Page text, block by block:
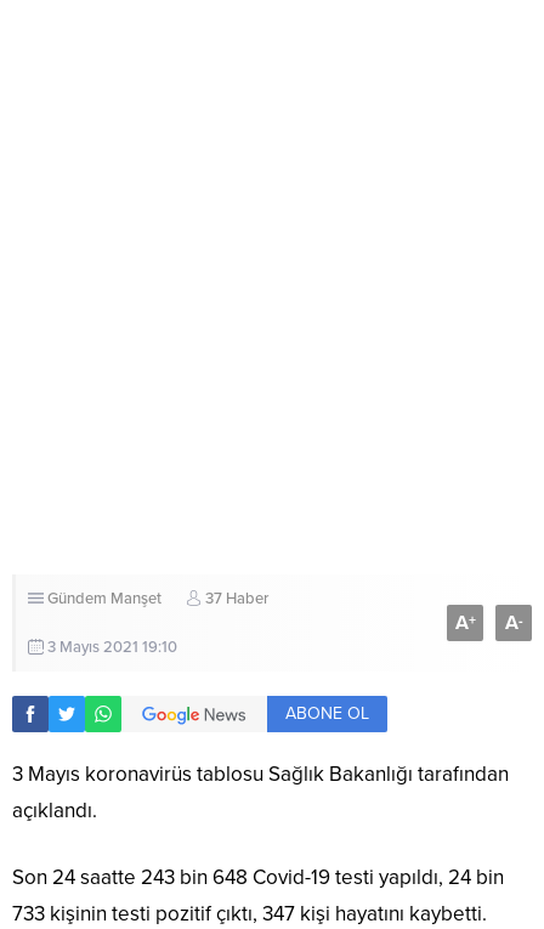
Gündem Manşet 37 Haber
3 Mayıs 2021 19:10
A+ A-
ABONE OL
3 Mayıs koronavirüs tablosu Sağlık Bakanlığı tarafından
açıklandı.
Son 24 saatte 243 bin 648 Covid-19 testi yapıldı, 24 bin
733 kişinin testi pozitif çıktı, 347 kişi hayatını kaybetti.